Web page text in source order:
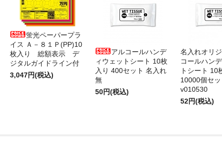
蛍光ペーパープラ
イス Ａ－８１Ｐ(PP)10
枚入り 総額表示 デ
ジタルガイドライン付
3,047円(税込)
アルコールハンデ
ィウェットシート 10枚
入り 400セット 名入れ
無
50円(税込)
名入れオリ
コールハン
トシート 10
10000個セ
v010530
52円(税込)